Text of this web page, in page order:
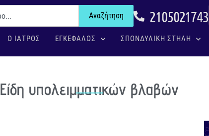
Αναζήτηση 2105021743
Ο ΙΑΤΡΟΣ ΕΓΚΕΦΑΛΟΣ ΣΠΟΝΔΥΛΙΚΗ ΣΤΗΛΗ
Είδη υπολειμματικών βλαβών